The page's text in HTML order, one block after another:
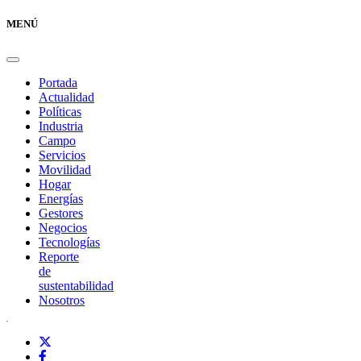
MENÚ
Portada
Actualidad
Políticas
Industria
Campo
Servicios
Movilidad
Hogar
Energías
Gestores
Negocios
Tecnologías
Reporte
de
sustentabilidad
Nosotros